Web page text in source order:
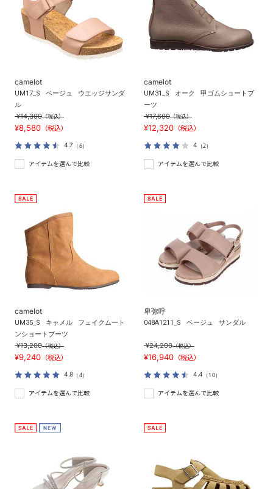
camelot
UM17_S ベージュ
ウエッジサンダ
ル
¥14,300（税込）
¥8,580 （税込）
4.7 （6）
アイテムを選んで比較
camelot
UM31_S オーク
甲ゴムショートブ
ーツ
¥17,600（税込）
¥12,320 （税込）
4 （2）
アイテムを選んで比較
camelot
UM35_S キャメル
フェイクムート
ンショートブーツ
¥13,200（税込）
¥9,240 （税込）
4.8 （4）
アイテムを選んで比較
卑弥呼
048A1211_S ベージュ サンダル
¥24,200（税込）
¥16,940 （税込）
4.4 （10）
アイテムを選んで比較